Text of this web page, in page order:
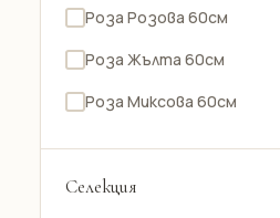
Роза Розова 60см
Роза Жълта 60см
Роза Миксова 60см
Роза Оранжева 60см
Лилиум Бял стрък
Селекция